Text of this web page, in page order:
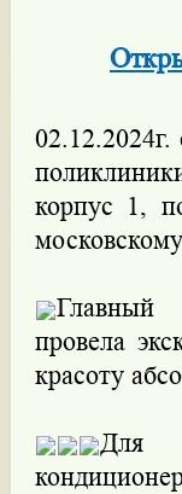
02.12.2024г.
корпус 1,
провела
красоту
Для